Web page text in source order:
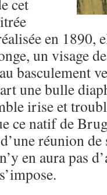
cet
en 1890,
un visage
basculement
une bulle
irise et
ce natif de
réunion
en aura pas